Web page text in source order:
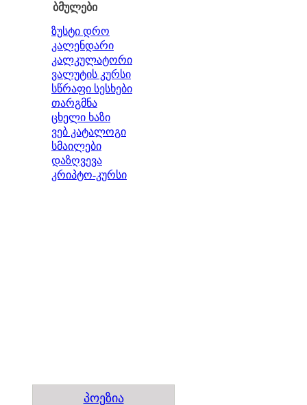
ბმულები
ზუსტი დრო
კალენდარი
კალკულატორი
ვალუტის კურსი
სწრაფი სესხები
თარგმნა
ცხელი ხაზი
ვებ კატალოგი
სმაილები
დაზღვევა
კრიპტო-კურსი
პოეზია